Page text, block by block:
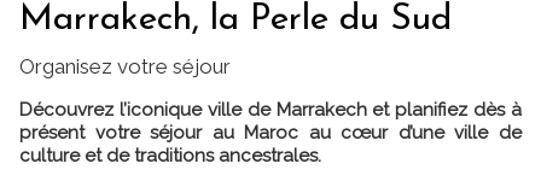
Marrakech, la Perle du Sud
Organisez votre séjour
Découvrez l’iconique ville de Marrakech et planifiez dès à
présent votre séjour au Maroc au cœur d’une ville de
culture et de traditions ancestrales.